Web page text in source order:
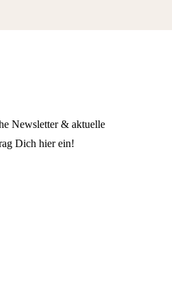
Newsletter & aktuelle
Dich hier ein!